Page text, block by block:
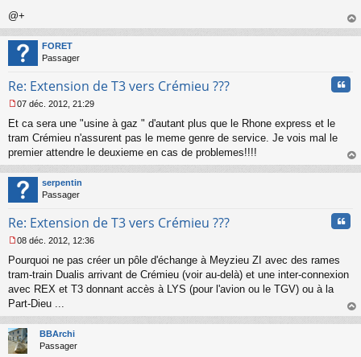
@+
au
FORET
Passager
Re: Extension de T3 vers Crémieu ???
e
s
s
g
e
n
n
u
07 déc. 2012, 21:29
Et ca sera une "usine à gaz " d'autant plus que le Rhone express et le
tram Crémieu n'assurent pas le meme genre de service. Je vois mal le
premier attendre le deuxieme en cas de problemes!!!!
au
serpentin
Passager
Re: Extension de T3 vers Crémieu ???
e
s
s
g
n
o
08 déc. 2012, 12:36
Pourquoi ne pas créer un pôle d'échange à Meyzieu ZI avec des rames
tram-train Dualis arrivant de Crémieu (voir au-delà) et une inter-connexion
avec REX et T3 donnant accès à LYS (pour l'avion ou le TGV) ou à la
Part-Dieu ...
au
BBArchi
Passager